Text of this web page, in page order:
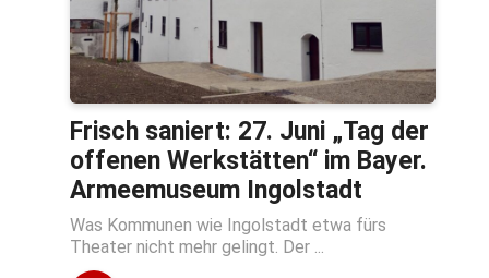
Frisch saniert: 27. Juni „Tag der
offenen Werkstätten“ im Bayer.
Armeemuseum Ingolstadt
Was Kommunen wie Ingolstadt etwa fürs
Theater nicht mehr gelingt. Der ...